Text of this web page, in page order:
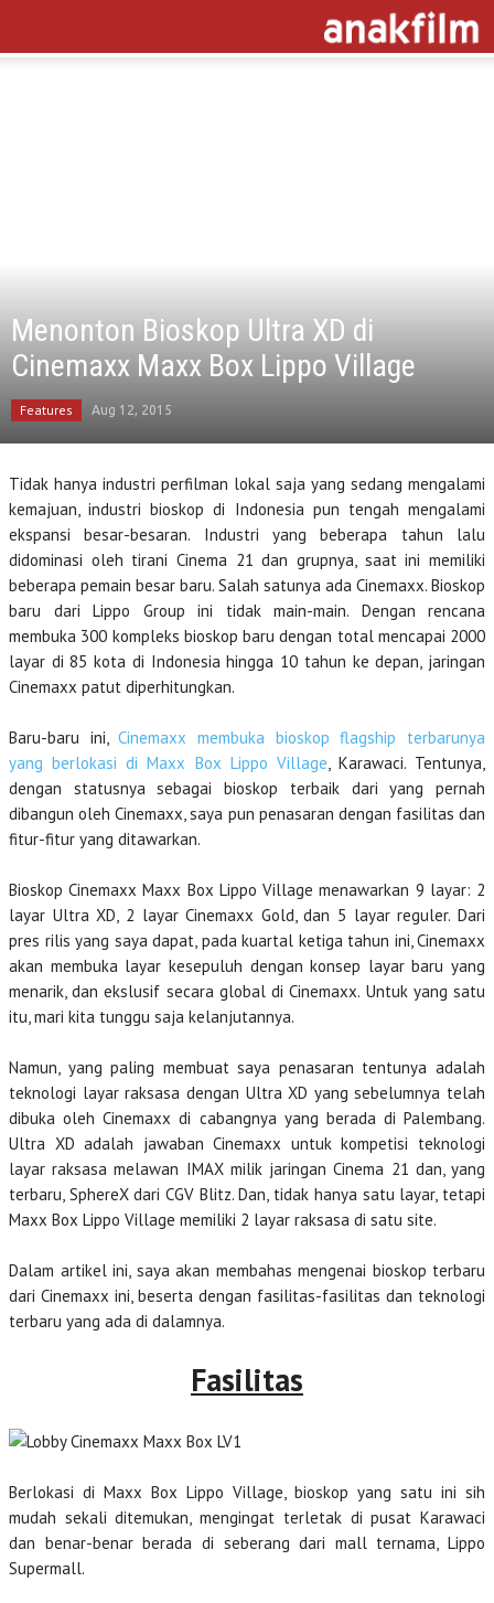
Menonton Bioskop Ultra XD di
Cinemaxx Maxx Box Lippo Village
Features Aug 12, 2015
Tidak hanya industri perfilman lokal saja yang sedang mengalami
kemajuan, industri bioskop di Indonesia pun tengah mengalami
ekspansi besar-besaran. Industri yang beberapa tahun lalu
didominasi oleh tirani Cinema 21 dan grupnya, saat ini memiliki
beberapa pemain besar baru. Salah satunya ada Cinemaxx. Bioskop
baru dari Lippo Group ini tidak main-main. Dengan rencana
membuka 300 kompleks bioskop baru dengan total mencapai 2000
layar di 85 kota di Indonesia hingga 10 tahun ke depan, jaringan
Cinemaxx patut diperhitungkan.
Baru-baru ini,Cinemaxx membuka bioskop flagship terbarunya
yang berlokasi di Maxx Box Lippo Village, Karawaci. Tentunya,
dengan statusnya sebagai bioskop terbaik dari yang pernah
dibangun oleh Cinemaxx, saya pun penasaran dengan fasilitas dan
fitur-fitur yang ditawarkan.
Bioskop Cinemaxx Maxx Box Lippo Village menawarkan 9 layar: 2
layar Ultra XD, 2 layar Cinemaxx Gold, dan 5 layar reguler. Dari
pres rilis yang saya dapat, pada kuartal ketiga tahun ini, Cinemaxx
akan membuka layar kesepuluh dengan konsep layar baru yang
menarik, dan ekslusif secara global di Cinemaxx. Untuk yang satu
itu, mari kita tunggu saja kelanjutannya.
Namun, yang paling membuat saya penasaran tentunya adalah
teknologi layar raksasa dengan Ultra XD yang sebelumnya telah
dibuka oleh Cinemaxx di cabangnya yang berada di Palembang.
Ultra XD adalah jawaban Cinemaxx untuk kompetisi teknologi
layar raksasa melawan IMAX milik jaringan Cinema 21 dan, yang
terbaru, SphereX dari CGV Blitz. Dan, tidak hanya satu layar, tetapi
Maxx Box Lippo Village memiliki 2 layar raksasa di satu site.
Dalam artikel ini, saya akan membahas mengenai bioskop terbaru
dari Cinemaxx ini, beserta dengan fasilitas-fasilitas dan teknologi
terbaru yang ada di dalamnya.
Fasilitas
Berlokasi di Maxx Box Lippo Village, bioskop yang satu ini sih
mudah sekali ditemukan, mengingat terletak di pusat Karawaci
dan benar-benar berada di seberang dari mall ternama, Lippo
Supermall.